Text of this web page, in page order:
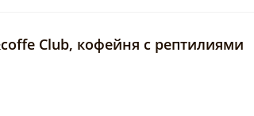
Club, кофейня с рептилиями